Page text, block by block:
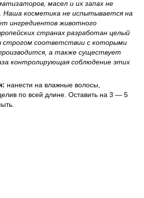
масел и их запах не
Наша косметика не испытывается на
ингредиентов животного
странах разработан целый
строгом соответствии с которыми
а также существует
контролирующая соблюдение этих
нанести на влажные волосы,
по всей длине. Оставить на 3 — 5